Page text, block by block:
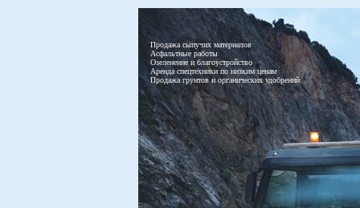
Продажа сыпучих материалов
Асфальтные работы
Озеленение и благоустройство
Аренда спецтехники по низким ценам
Продажа грунтов и органических удобрений